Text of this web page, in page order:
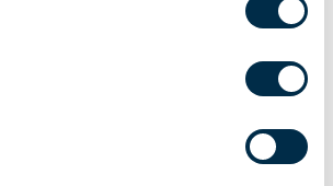
stakeholders